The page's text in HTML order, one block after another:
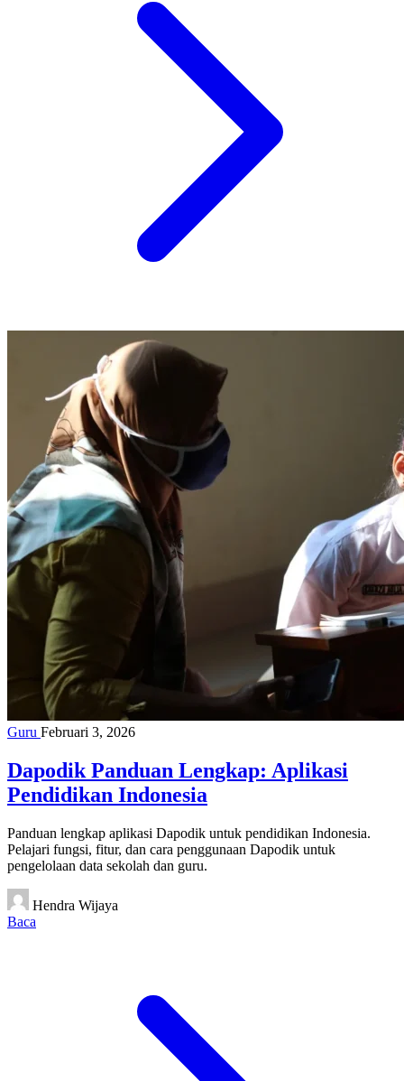
Guru Februari 3, 2026
Dapodik Panduan Lengkap: Aplikasi
Pendidikan Indonesia
Panduan lengkap aplikasi Dapodik untuk pendidikan Indonesia.
Pelajari fungsi, fitur, dan cara penggunaan Dapodik untuk
pengelolaan data sekolah dan guru.
Hendra Wijaya
Baca